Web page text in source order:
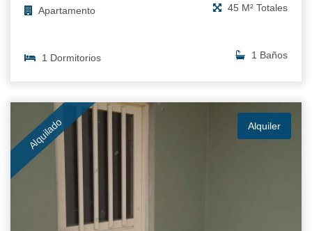
Apartamento 45 M² Totales
1 Dormitorios 1 Baños
Alquilado Alquiler